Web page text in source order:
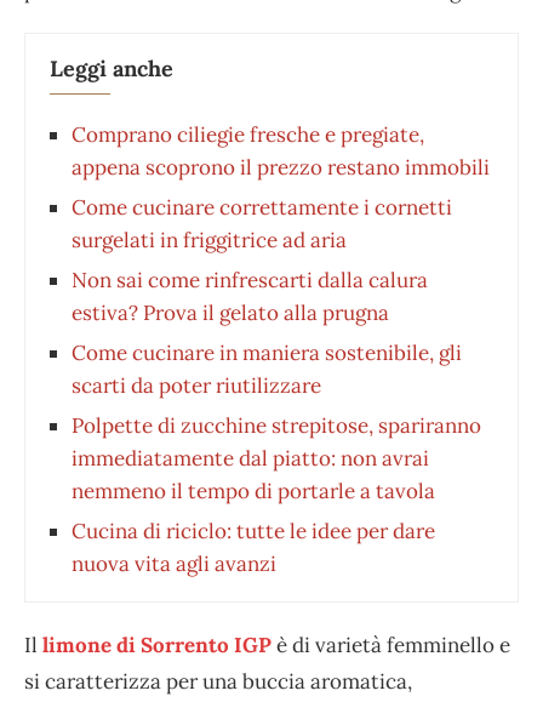
Leggi anche
Comprano ciliegie fresche e pregiate,
appena scoprono il prezzo restano immobili
Come cucinare correttamente i cornetti
surgelati in friggitrice ad aria
Non sai come rinfrescarti dalla calura
estiva? Prova il gelato alla prugna
Come cucinare in maniera sostenibile, gli
scarti da poter riutilizzare
Polpette di zucchine strepitose, spariranno
immediatamente dal piatto: non avrai
nemmeno il tempo di portarle a tavola
Cucina di riciclo: tutte le idee per dare
nuova vita agli avanzi
Il limone di Sorrento IGPè di varietà femminello e
si caratterizza per una buccia aromatica,